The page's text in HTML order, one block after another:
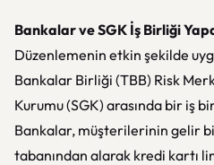
Bankalar ve SGK İş Birliği
Düzenlemenin etkin şekilde
Bankalar Birliği (TBB) Risk
Kurumu (SGK) arasında bir iş
Bankalar, müşterilerinin gelir
tabanından alarak kredi kartı